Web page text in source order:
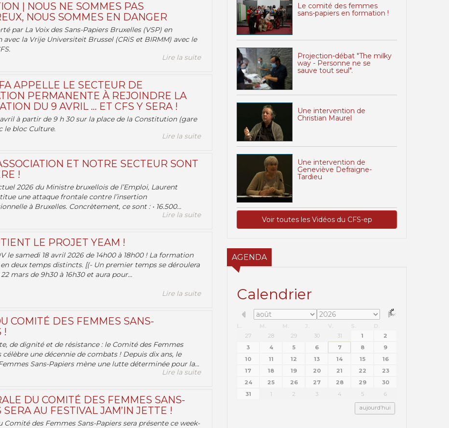
| NOUS NE SOMMES PAS
NOUS SOMMES EN DANGER
par La Voix des Sans-Papiers Bruxelles (VSP) en
avec la Vrije Universiteit Brussel (CRiS et BIRMM) avec le
Lire la suite
APPELLE LE SECTEUR DE
PERMANENTE À REJOINDRE LA
DU 9 AVRIL … ET CFS Y SERA !
à partir de 9 h 30 sur la place de la Constitution (gare
le bloc Culture.
Lire la suite
ET NOTRE SECTEUR SONT
!
2026 du Ministre bruxellois de l’Emploi, Laurent
une attaque frontale contre l’insertion
à Bruxelles. Concrètement, ce sont : • 16.500...
Lire la suite
LE PROJET YEAM !
le samedi 18 avril 2026 de 14h00 à 18h00 ! La formation
deux temps distincts. [(- Un premier temps se déroulera
mars de 9h30 à 16h30 et aura pour...
Lire la suite
COMITÉ DES FEMMES SANS-
!
de dignité et de résistance : le Comité des Femmes
célèbre une décennie de combats ! Depuis dix ans, le
Sans-Papiers mène une lutte déterminée pour la...
Lire la suite
DU COMITÉ DES FEMMES SANS-
SERA AU FESTIVAL JAM’IN JETTE !
Comité des Femmes Sans-Papiers sera présente ce week-
Le comité des femmes
sans-papiers en formation !
Projection-débat "The milky
way - Personne ne se
sauve tout seul".
Une intervention de
Christian Maurel
Une intervention de
Geneviève Defraigne-
Tardieu
Voir toutes les Vidéos du CFS-ep
AGENDA
Calendrier
27
28 29 30 31 1
2
3
4 5 6 7 8
9
10
11 12 13 14 15
16
17
18 19 20 21 22
23
24
25 26 27 28 29
30
31
1 2 3 4 5 6
aujourd’hui